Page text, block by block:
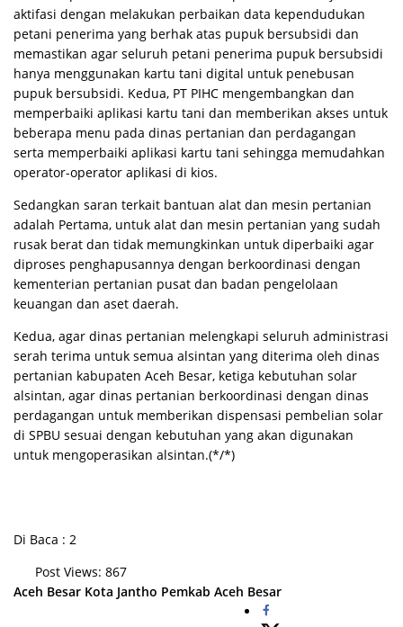
aktifasi dengan melakukan perbaikan data kependudukan
petani penerima yang berhak atas pupuk bersubsidi dan
memastikan agar seluruh petani penerima pupuk bersubsidi
hanya menggunakan kartu tani digital untuk penebusan
pupuk bersubsidi. Kedua, PT PIHC mengembangkan dan
memperbaiki aplikasi kartu tani dan memberikan akses untuk
beberapa menu pada dinas pertanian dan perdagangan
serta memperbaiki aplikasi kartu tani sehingga memudahkan
operator-operator aplikasi di kios.
Sedangkan saran terkait bantuan alat dan mesin pertanian
adalah Pertama, untuk alat dan mesin pertanian yang sudah
rusak berat dan tidak memungkinkan untuk diperbaiki agar
diproses penghapusannya dengan berkoordinasi dengan
kementerian pertanian pusat dan badan pengelolaan
keuangan dan aset daerah.
Kedua, agar dinas pertanian melengkapi seluruh administrasi
serah terima untuk semua alsintan yang diterima oleh dinas
pertanian kabupaten Aceh Besar, ketiga kebutuhan solar
alsintan, agar dinas pertanian berkoordinasi dengan dinas
perdagangan untuk memberikan dispensasi pembelian solar
di SPBU sesuai dengan kebutuhan yang akan digunakan
untuk mengoperasikan alsintan.(*/*)
Di Baca : 2
Post Views: 867
Aceh Besar Kota Jantho Pemkab Aceh Besar